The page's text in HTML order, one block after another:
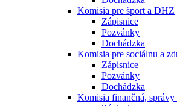
Komisia pre šport a DHZ
Zápisnice
Pozvánky
Dochádzka
Komisia pre sociálnu a
Zápisnice
Pozvánky
Dochádzka
Komisia finančná, správy